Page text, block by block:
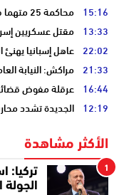
15:16 محاكمة 25 متهما في قضية الهجرة إلى سبتة
13:33 مقتل عسكريين
22:02 عاهل إسبانيا
21:33 مراكش: النيابة
16:44 عرقلة مفوض قضائي
12:19 الجديدة تشدد
الأكثر مشاهدة
1
تركيا:
الجولة